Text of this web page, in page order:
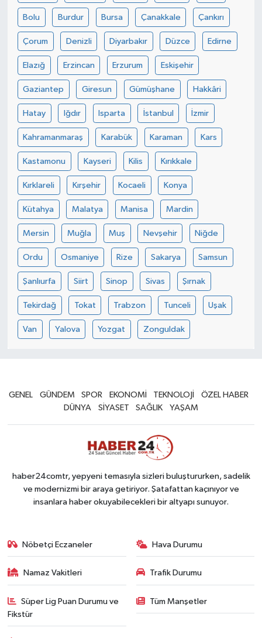
Bolu Burdur Bursa Çanakkale Çankırı
Çorum Denizli Diyarbakır Düzce Edirne
Elazığ Erzincan Erzurum Eskişehir
Gaziantep Giresun Gümüşhane Hakkâri
Hatay Iğdır Isparta İstanbul İzmir
Kahramanmaraş Karabük Karaman Kars
Kastamonu Kayseri Kilis Kırıkkale
Kırklareli Kırşehir Kocaeli Konya
Kütahya Malatya Manisa Mardin
Mersin Muğla Muş Nevşehir Niğde
Ordu Osmaniye Rize Sakarya Samsun
Şanlıurfa Siirt Sinop Sivas Şırnak
Tekirdağ Tokat Trabzon Tunceli Uşak
Van Yalova Yozgat Zonguldak
GENEL GÜNDEM SPOR EKONOMİ TEKNOLOJİ
ÖZEL HABER
DÜNYA
SİYASET SAĞLIK YAŞAM
haber24comtr, yepyeni temasıyla sizleri buluştururken, sadelik
ve modernizmi bir araya getiriyor. Şatafattan kaçınıyor ve
insanlara haber okuyabilecekleri bir altyapı sunuyor.
Nöbetçi Eczaneler Hava Durumu
Namaz Vakitleri Trafik Durumu
Süper Lig Puan Durumu ve
Fikstür
Tüm Manşetler